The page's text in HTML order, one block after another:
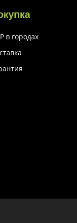
в городах